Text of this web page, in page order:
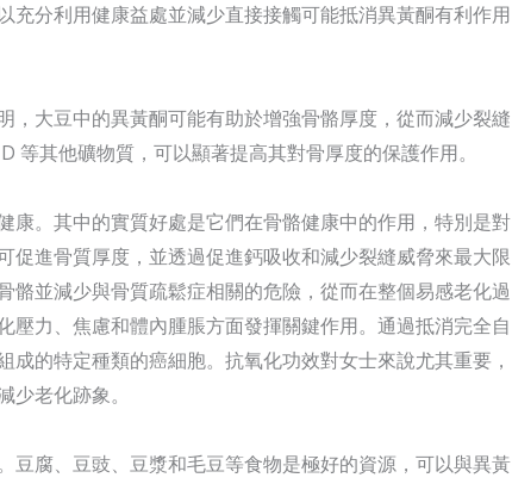
分利用健康益處並減少直接接觸可能抵消異黃酮有利作用
大豆中的異黃酮可能有助於增強骨骼厚度，從而減少裂縫
其他礦物質，可以顯著提高其對骨厚度的保護作用。
。其中的實質好處是它們在骨骼健康中的作用，特別是對
進骨質厚度，並透過促進鈣吸收和減少裂縫威脅來最大限
並減少與骨質疏鬆症相關的危險，從而在整個易感老化過
力、焦慮和體內腫脹方面發揮關鍵作用。通過抵消完全自
的特定種類的癌細胞。抗氧化功效對女士來說尤其重要，
老化跡象。
腐、豆豉、豆漿和毛豆等食物是極好的資源，可以與異黃